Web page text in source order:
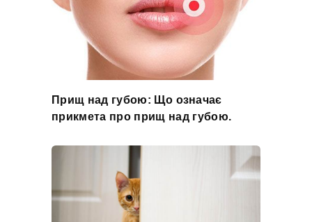
Прищ над губою: Що означає
прикмета про прищ над губою.